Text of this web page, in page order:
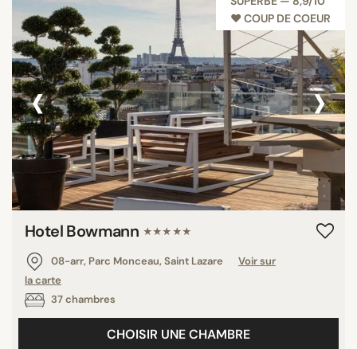
♥︎ COUP DE COEUR
‹ ›
Hotel Bowmann ★★★★★
08-arr, Parc Monceau, Saint Lazare
Voir sur
la carte
37 chambres
CHOISIR UNE CHAMBRE